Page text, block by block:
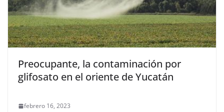
Preocupante, la contaminación por
glifosato en el oriente de Yucatán
febrero 16, 2023